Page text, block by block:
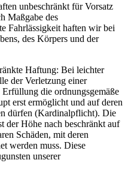
unbeschränkt für Vorsatz
Maßgabe des
Fahrlässigkeit haften wir bei
des Körpers und der
Haftung: Bei leichter
der Verletzung einer
die ordnungsgemäße
erst ermöglicht und auf deren
dürfen (Kardinalpflicht). Die
der Höhe nach beschränkt auf
Schäden, mit deren
werden muss. Diese
unserer